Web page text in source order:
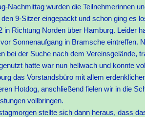
Nachmittag wurden die Teilnehmerinnen
9-Sitzer eingepackt und schon ging es
in Richtung Norden über Hamburg. Leider
Sonnenaufgang in Bramsche eintreffen.
bei der Suche nach dem Vereinsgelände,
hatte war nun hellwach und konnte
das Vorstandsbüro mit allem
Hotdog, anschließend fielen wir in die
vollbringen.
stellte sich dann heraus, dass